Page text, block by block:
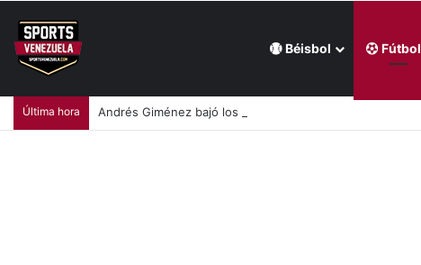
Béisbol Fútbol
Última hora Andrés Giménez bajó los ánimos en Filadelfia (+Video)